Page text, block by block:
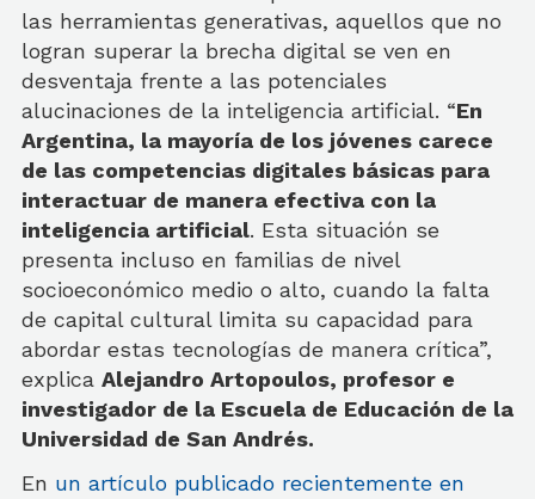
las herramientas generativas, aquellos que no
logran superar la brecha digital se ven en
desventaja frente a las potenciales
alucinaciones de la inteligencia artificial. “En
Argentina, la mayoría de los jóvenes carece
de las competencias digitales básicas para
interactuar de manera efectiva con la
inteligencia artificial. Esta situación se
presenta incluso en familias de nivel
socioeconómico medio o alto, cuando la falta
de capital cultural limita su capacidad para
abordar estas tecnologías de manera crítica”,
explica Alejandro Artopoulos, profesor e
investigador de la Escuela de Educación de la
Universidad de San Andrés.
En un artículo publicado recientemente en